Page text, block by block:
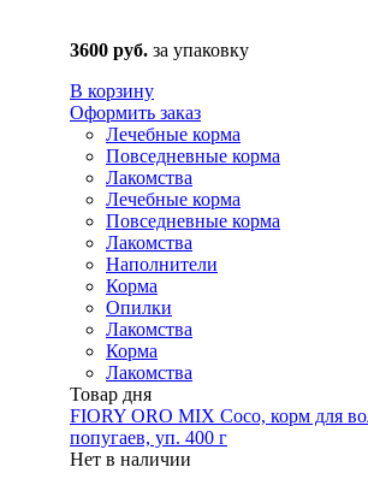
3600 руб. за упаковку
В корзину
Оформить заказ
Лечебные корма
Повседневные корма
Лакомства
Лечебные корма
Повседневные корма
Лакомства
Наполнители
Корма
Опилки
Лакомства
Корма
Лакомства
Товар дня
FIORY ORO MIX Coco, корм для
попугаев, уп. 400 г
Нет в наличии